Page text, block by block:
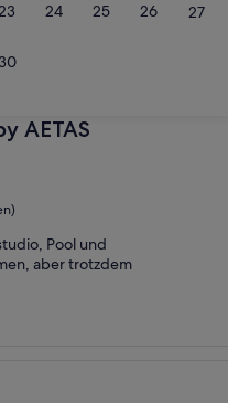
24 25 26 27
AETAS
Pool und
aber trotzdem